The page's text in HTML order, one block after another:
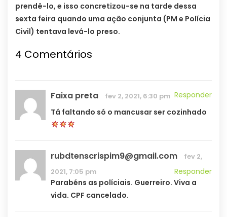
prendê-lo, e isso concretizou-se na tarde dessa
sexta feira quando uma ação conjunta (PM e Polícia
Civil) tentava levá-lo preso.
4 Comentários
Faixa preta fev 2, 2021, 6:30 pm Responder
Tá faltando só o mancusar ser cozinhado
rubdtenscrispim9@gmail.com
fev 2,
2021, 7:05 pm
Responder
Parabéns as políciais. Guerreiro. Viva a
vida. CPF cancelado.